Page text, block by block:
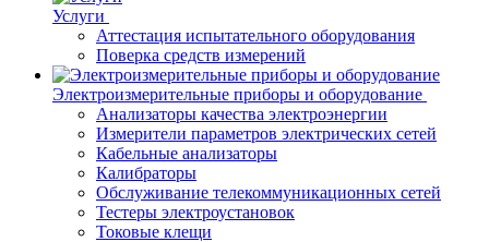
Услуги
Аттестация испытательного оборудования
Поверка средств измерений
Электроизмерительные приборы и оборудование
Анализаторы качества электроэнергии
Измерители параметров электрических сетей
Кабельные анализаторы
Калибраторы
Обслуживание телекоммуникационных сетей
Тестеры электроустановок
Токовые клещи